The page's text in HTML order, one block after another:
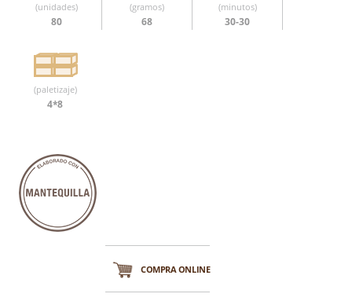
(unidades)
80
(gramos)
68
(minutos)
30-30
(paletizaje)
4*8
COMPRA ONLINE